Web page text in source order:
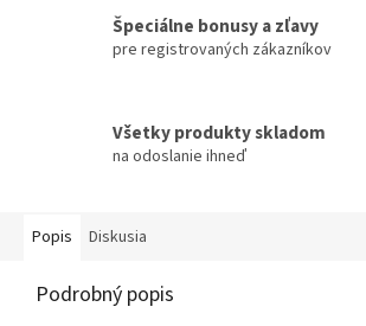
Špeciálne bonusy a zľavy
pre registrovaných zákazníkov
Všetky produkty skladom
na odoslanie ihneď
Popis Diskusia
Podrobný popis